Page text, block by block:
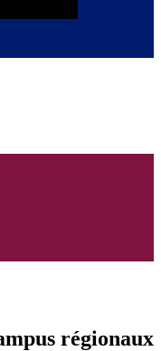
régionaux